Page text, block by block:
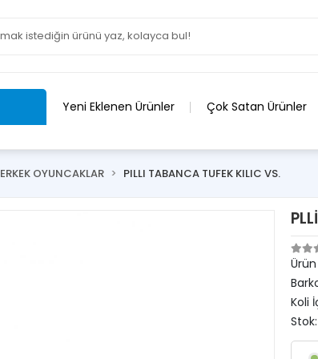
Yeni Eklenen Ürünler Çok Satan Ürünler
ERKEK OYUNCAKLAR PILLI TABANCA TUFEK KILIC VS.
Koli
Stok: